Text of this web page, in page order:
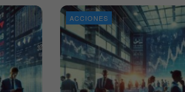
ACCIONES